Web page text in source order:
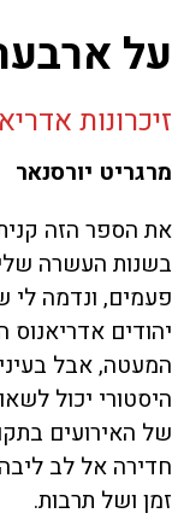
על
זיכרונות
מרגריט יורסנאר
את הספר הזה
בשנות העשרה
פעמים, ונדמה לי
יהודים
המעטה, אבל
היסטורי יכול
של האירועים
חדירה אל לב
זמן ושל תרבות.